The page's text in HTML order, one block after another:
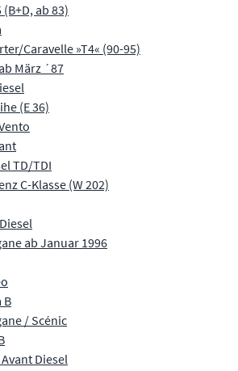
ab 83)
Caravelle »T4« (90-95)
März ´87
(E 36)
TD/TDI
C-Klasse (W 202)
ab Januar 1996
B
/ Scénic
Diesel